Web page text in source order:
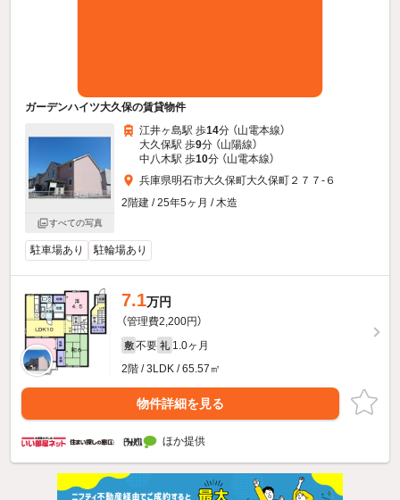
ガーデンハイツ大久保の賃貸物件
すべての写真
江井ヶ島駅 歩14分 （山電本線）
大久保駅 歩9分 （山陽線）
中八木駅 歩10分 （山電本線）
兵庫県明石市大久保町大久保町２７７-６
2階建 / 25年5ヶ月 / 木造
駐車場あり 駐輪場あり
7.1万円
（管理費2,200円）
敷 不要 礼 1.0ヶ月
2階 / 3LDK / 65.57㎡
物件詳細を見る
ほか提供